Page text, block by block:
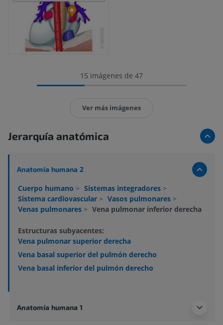
15 imágenes de 47
Ver más imágenes
Jerarquía anatómica
Anatomía humana 2
Cuerpo humano > Sistemas integradores >
Sistema cardiovascular > Vasos pulmonares >
Venas pulmonares > Vena pulmonar inferior derecha
Estructuras subyacentes:
Vena pulmonar superior derecha
Vena basal superior del pulmón derecho
Vena basal inferíor del pulmón derecho
Anatomía humana 1